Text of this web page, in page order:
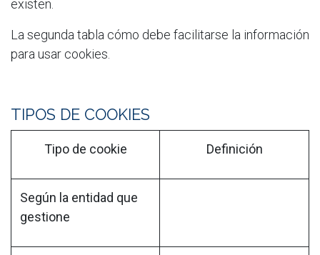
existen.
La segunda tabla cómo debe facilitarse la información
para usar cookies.
TIPOS DE COOKIES
Tipo de cookie Definición
Según la entidad que
gestione